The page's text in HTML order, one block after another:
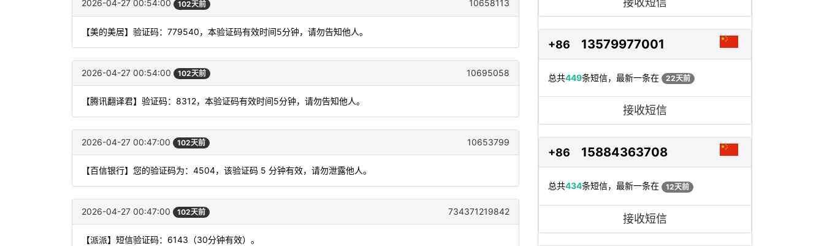
2026-04-27 00:54:00 102天前 10658113
【美的美居】验证码：779540，本验证码有效时间5分钟，请勿告知他人。
2026-04-27 00:54:00 102天前 10695058
【腾讯翻译君】验证码：8312，本验证码有效时间5分钟，请勿告知他人。
2026-04-27 00:47:00 102天前 10653799
【百信银行】您的验证码为：4504，该验证码 5 分钟有效，请勿泄露他人。
2026-04-27 00:47:00 102天前 734371219842
【派派】短信验证码：6143（30分钟有效）。
+86 13579977001
总共449条短信，最新一条在 22天前
接收短信
+86 15884363708
总共434条短信，最新一条在 12天前
接收短信